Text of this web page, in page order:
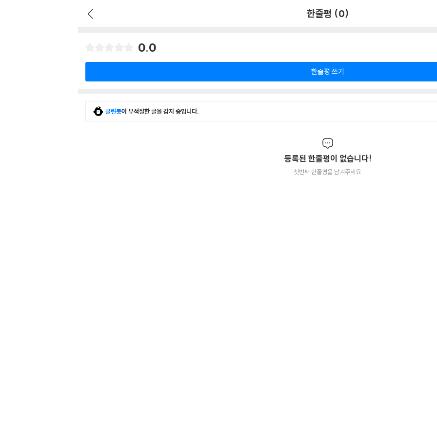
한줄평 (0)
0.0
한줄평 쓰기
클린봇이 부적절한 글을 감지 중입니다.
등록된 한줄평이 없습니다!
첫번째 한줄평을 남겨주세요.